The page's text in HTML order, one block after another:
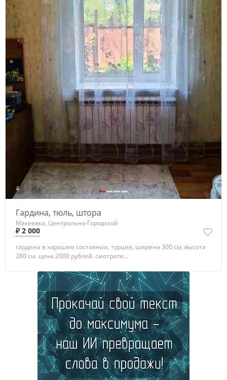
4
Гардина, тюль, штора
Макеевка, Центрально-Городской
₽ 2 000
гардина в хорошем состоянии, турция, ширина 300 см, высота
280 см. цена 2000 рублей. смотрите...